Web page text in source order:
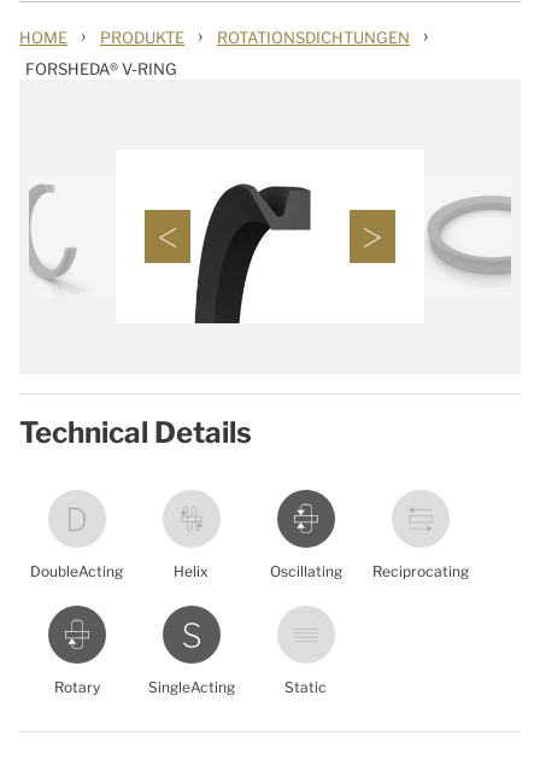
HOME › PRODUKTE › ROTATIONSDICHTUNGEN ›
FORSHEDA® V-RING
Technical Details
DoubleActing Helix Oscillating Reciprocating
Rotary SingleActing Static